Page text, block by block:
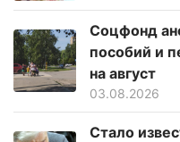
Соцфонд
пособий и
на август
03.08.2026
Стало